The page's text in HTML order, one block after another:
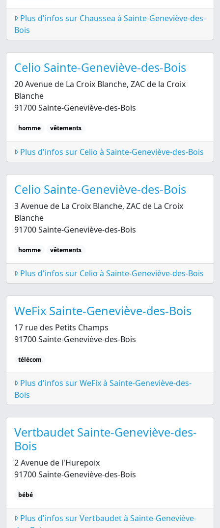
Plus d'infos sur Chaussea à Sainte-Geneviève-des-
Bois
Celio Sainte-Geneviève-des-Bois
20 Avenue de La Croix Blanche, ZAC de la Croix
Blanche
91700 Sainte-Geneviève-des-Bois
homme vêtements
Plus d'infos sur Celio à Sainte-Geneviève-des-Bois
Celio Sainte-Geneviève-des-Bois
3 Avenue de La Croix Blanche, ZAC de La Croix
Blanche
91700 Sainte-Geneviève-des-Bois
homme vêtements
Plus d'infos sur Celio à Sainte-Geneviève-des-Bois
WeFix Sainte-Geneviève-des-Bois
17 rue des Petits Champs
91700 Sainte-Geneviève-des-Bois
télécom
Plus d'infos sur WeFix à Sainte-Geneviève-des-
Bois
Vertbaudet Sainte-Geneviève-des-
Bois
2 Avenue de l'Hurepoix
91700 Sainte-Geneviève-des-Bois
bébé
Plus d'infos sur Vertbaudet à Sainte-Geneviève-